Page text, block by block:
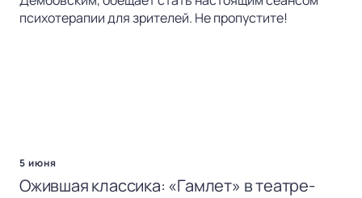
психотерапии для зрителей. Не пропустите!
5 июня
Ожившая классика: «Гамлет» в театре-